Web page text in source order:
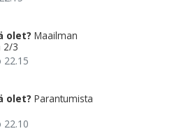
olet? Maailman
2/3
22.15
olet? Parantumista
22.10